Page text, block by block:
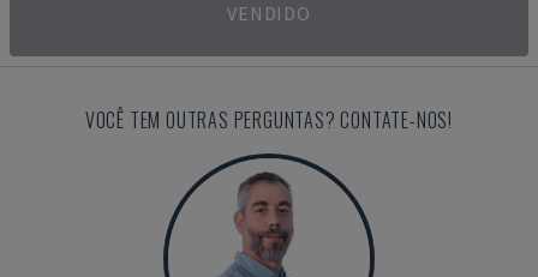
VENDIDO
VOCÊ TEM OUTRAS PERGUNTAS? CONTATE-NOS!